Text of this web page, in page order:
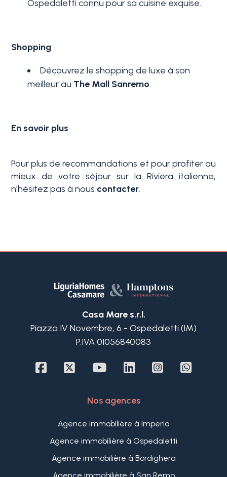
Ospedaletti connu pour sa cuisine exquise.
Shopping
Découvrez le shopping de luxe à son
meilleur au The Mall Sanremo.
En savoir plus
Pour plus de recommandations et pour profiter au
mieux de votre séjour sur la Riviera italienne,
n'hésitez pas à nous contacter.
Casa Mare s.r.l.
Piazza IV Novembre, 6 - Ospedaletti (IM)
P.IVA 01056840083
Nos agences
Agence immobilière à Imperia
Agence immobilière à Ospedaletti
Agence immobilière à Bordighera
Agence immobilière à San Remo